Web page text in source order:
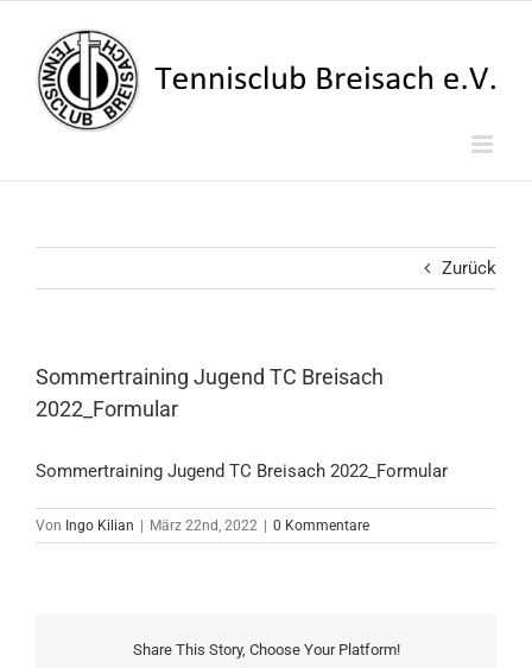
springen
Zurück
Sommertraining Jugend TC Breisach
2022_Formular
Sommertraining Jugend TC Breisach 2022_Formular
Von Ingo Kilian März 22nd, 2022 0 Kommentare
Share This Story, Choose Your Platform!